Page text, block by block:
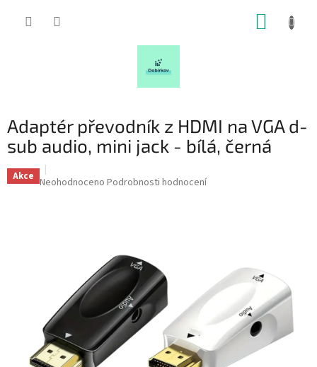
Adaptér převodník z HDMI na VGA d-
sub audio, mini jack - bílá, černá
Akce Průměrné
Neohodnoceno Podrobnosti hodnocení